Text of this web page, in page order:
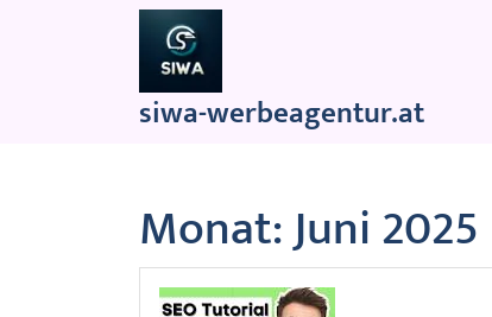
siwa-werbeagentur.at
Monat:Juni 2025